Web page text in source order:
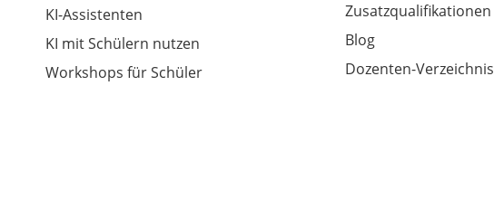
KI-Assistenten
KI mit Schülern nutzen
Workshops für Schüler
Zusatzqualifikationen
Blog
Dozenten-Verzeichnis